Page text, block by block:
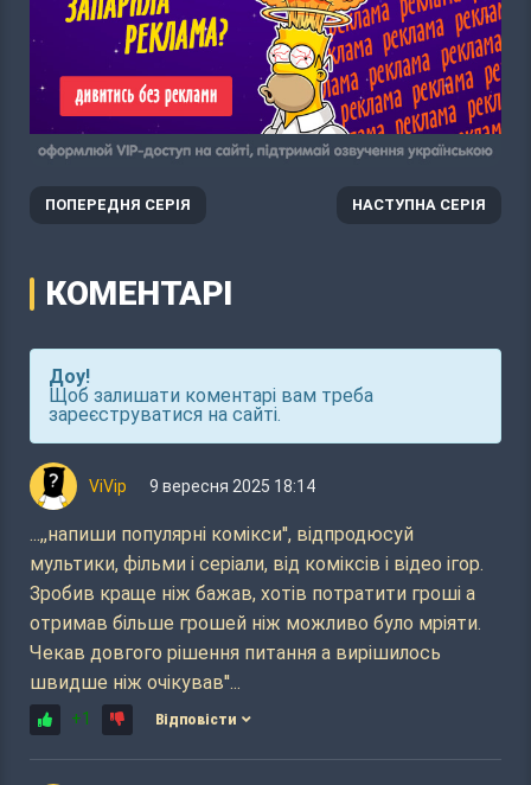
ПОПЕРЕДНЯ СЕРІЯ НАСТУПНА СЕРІЯ
КОМЕНТАРІ
Доу!
Щоб залишати коментарі вам треба
зареєструватися на сайті.
ViVip 9 вересня 2025 18:14
...,,напиши популярні комікси'', відпродюсуй
мультики, фільми і серіали, від коміксів і відео ігор.
Зробив краще ніж бажав, хотів потратити гроші а
отримав більше грошей ніж можливо було мріяти.
Чекав довгого рішення питання а вирішилось
швидше ніж очікував''...
+1 Відповісти